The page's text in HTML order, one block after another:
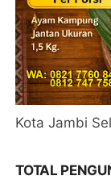
Kota Jambi
TOTAL